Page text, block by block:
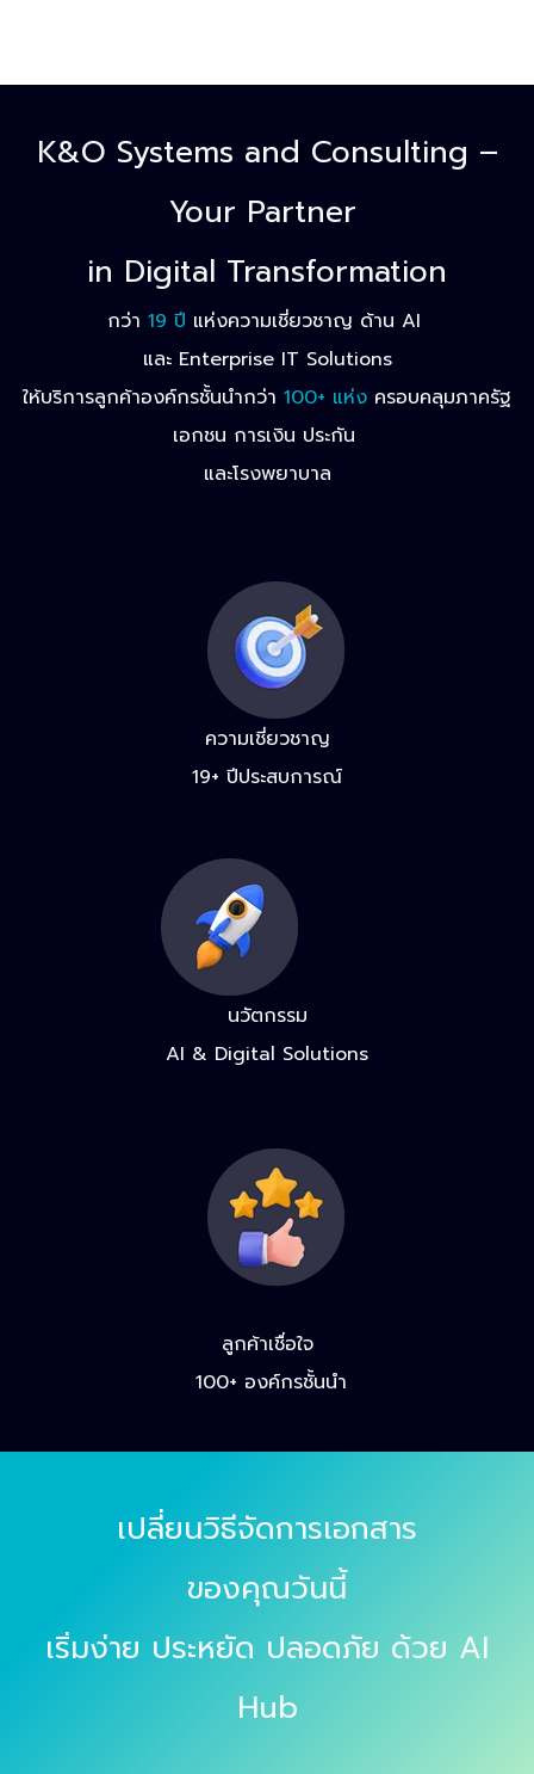
K&O Systems and Consulting –
Your Partner
in Digital Transformation
กว่า 19 ปี แห่งความเชี่ยวชาญ ด้าน AI
และ Enterprise IT Solutions
ให้บริการลูกค้าองค์กรชั้นนำกว่า 100+ แห่ง ครอบคลุมภาครัฐ
เอกชน การเงิน ประกัน
และโรงพยาบาล
ความเชี่ยวชาญ
19+ ปีประสบการณ์
นวัตกรรม
AI & Digital Solutions
ลูกค้าเชื่อใจ
100+ องค์กรชั้นนำ
เปลี่ยนวิธีจัดการเอกสาร
ของคุณวันนี้
เริ่มง่าย ประหยัด ปลอดภัย ด้วย AI
Hub